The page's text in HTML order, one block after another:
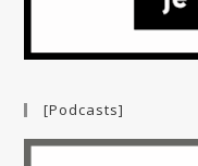
[Podcasts]